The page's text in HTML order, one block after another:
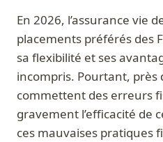
En 2026, l’assurance vie
placements préférés des
sa flexibilité et ses
incompris. Pourtant, près
commettent des erreurs
gravement l’efficacité de
ces mauvaises pratiques